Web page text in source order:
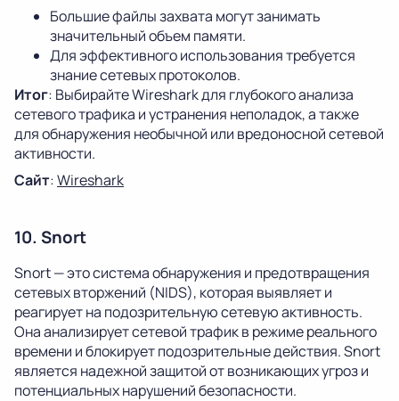
Большие файлы захвата могут занимать
значительный объем памяти.
Для эффективного использования требуется
знание сетевых протоколов.
Итог: Выбирайте Wireshark для глубокого анализа
сетевого трафика и устранения неполадок, а также
для обнаружения необычной или вредоносной сетевой
активности.
Сайт:Wireshark
10. Snort
Snort — это система обнаружения и предотвращения
сетевых вторжений (NIDS), которая выявляет и
реагирует на подозрительную сетевую активность.
Она анализирует сетевой трафик в режиме реального
времени и блокирует подозрительные действия. Snort
является надежной защитой от возникающих угроз и
потенциальных нарушений безопасности.